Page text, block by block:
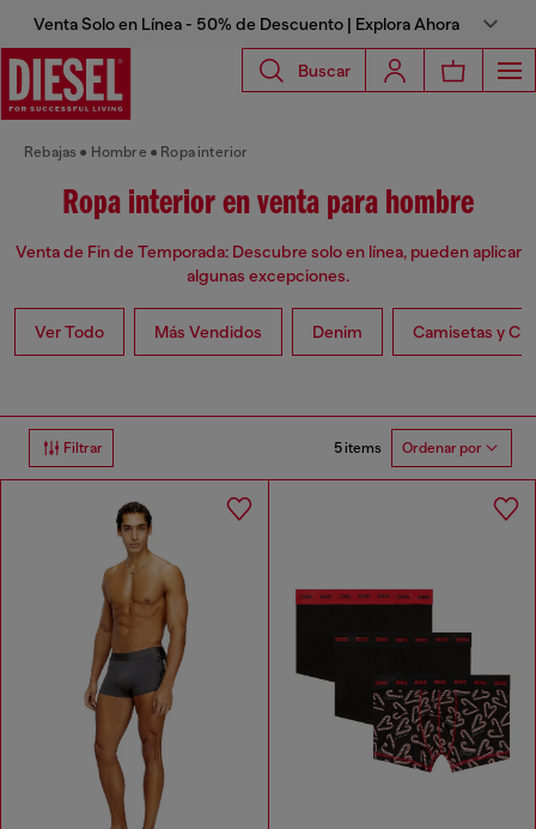
Venta Solo en Línea - 50% de Descuento | Explora Ahora
Buscar
Rebajas Hombre Ropa interior
Ropa interior en venta para hombre
Venta de Fin de Temporada: Descubre solo en línea, pueden aplicar
algunas excepciones.
Ver Todo Más Vendidos Denim Camisetas y
Filtrar 5 items Ordenar por